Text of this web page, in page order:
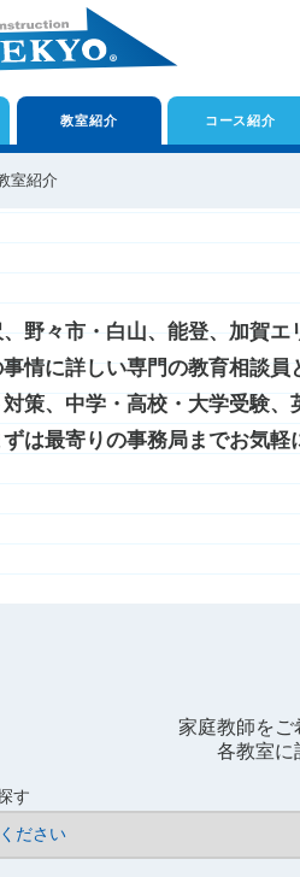
教室紹介 コース紹介
室紹介
野々市・白山、能登、加賀エ
情に詳しい専門の教育相談
策、中学・高校・大学受験
は最寄りの事務局までお気軽
家庭教師をご
各教室に
す